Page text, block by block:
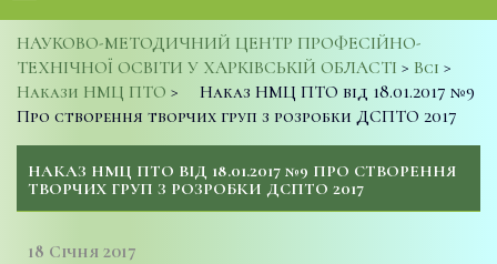
НАУКОВО-МЕТОДИЧНИЙ ЦЕНТР ПРОФЕСІЙНО-
ТЕХНІЧНОЇ ОСВІТИ У ХАРКІВСЬКІЙ ОБЛАСТІ > Всі >
Накази НМЦ ПТО >
Наказ НМЦ ПТО від 18.01.2017 №9
Про створення творчих груп з розробки ДСПТО 2017
НАКАЗ НМЦ ПТО ВІД 18.01.2017 №9 ПРО СТВОРЕННЯ
ТВОРЧИХ ГРУП З РОЗРОБКИ ДСПТО 2017
18 Січня 2017